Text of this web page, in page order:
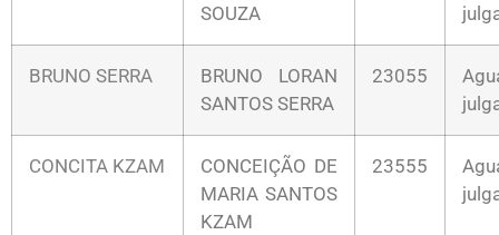
SOUZA
BRUNO SERRA
BRUNO LORAN
SANTOS SERRA
23055
CONCITA KZAM
CONCEIÇÃO DE
MARIA SANTOS
KZAM
23555